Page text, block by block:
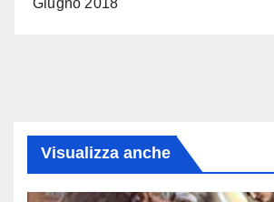
Giugno 2018
Visualizza anche